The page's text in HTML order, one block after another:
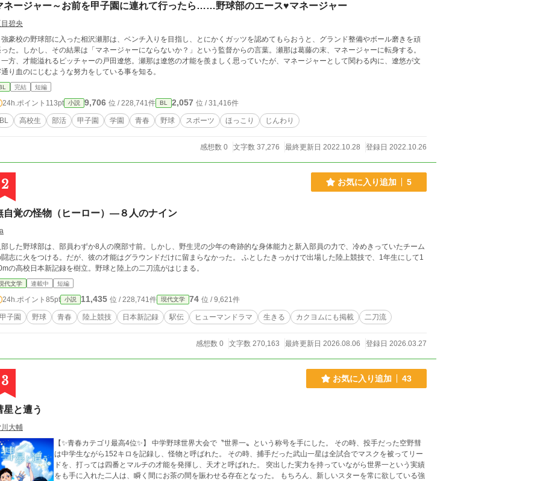
ネージャー～お前を甲子園に連れて行ったら……野球部のエース♥マネージャー
碧央
豪校の野球部に入った相沢瀬那は、ベンチ入りを目指し、とにかくガッツを認めてもらおうと、グランド整備やボール磨きを頑
た。しかし、その結果は「マネージャーにならないか？」という監督からの言葉。瀬那は葛藤の末、マネージャーに転身する。
方、才能溢れるピッチャーの戸田遼悠。瀬那は遼悠の才能を羨ましく思っていたが、マネージャーとして関わる内に、遼悠が文
り血のにじむような努力をしている事を知る。
完結 短編
24h.ポイント 113pt 小説 9,706 位 / 228,741件 BL 2,057 位 / 31,416件
BL 高校生 部活 甲子園 学園 青春 野球 スポーツ ほっこり じんわり
感想数 0 文字数 37,276 最終更新日 2022.10.28 登録日 2022.10.26
2 お気に入り追加 5
自覚の怪物（ヒーロー）―８人のナイン
した野球部は、部員わずか8人の廃部寸前。しかし、野生児の少年の奇跡的な身体能力と新入部員の力で、冷めきっていたチーム
志に火をつける。だが、彼の才能はグラウンドだけに留まらなかった。 ふとしたきっかけで出場した陸上競技で、1年生にして1
の高校日本新記録を樹立。野球と陸上の二刀流がはじまる。
代文学 連載中 短編
24h.ポイント 85pt 小説 11,435 位 / 228,741件 現代文学 74 位 / 9,621件
甲子園 野球 青春 陸上競技 日本新記録 駅伝 ヒューマンドラマ 生きる カクヨムにも掲載 二刀流
感想数 0 文字数 270,163 最終更新日 2026.08.06 登録日 2026.03.27
3 お気に入り追加 43
星と遭う
大輔
【✨青春カテゴリ最高4位✨】 中学野球世界大会で〝世界一〟という称号を手にした。 その時、投手だった空野彗
は中学生ながら152キロを記録し、怪物と呼ばれた。 その時、捕手だった武山一星は全試合でマスクを被ってリー
ドを、打っては四番とマルチの才能を発揮し、天才と呼ばれた。 突出した実力を持っていながら世界一という実績
をも手に入れた二人は、瞬く間にお茶の間を賑わせる存在となった。 もちろん、新しいスターを常に欲している強